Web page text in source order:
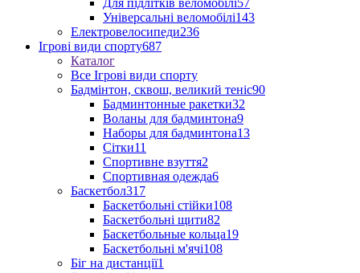
Для підлітків веломобілі57
Універсальні веломобілі143
Електровелосипеди236
Ігрові види спорту687
Каталог
Все Ігрові види спорту
Бадмінтон, сквош, великий теніс90
Бадминтонные ракетки32
Воланы для бадминтона9
Наборы для бадминтона13
Сітки11
Спортивне взуття2
Спортивная одежда6
Баскетбол317
Баскетбольні стійки108
Баскетбольні щити82
Баскетбольные кольца19
Баскетбольні м'ячі108
Біг на дистанції1